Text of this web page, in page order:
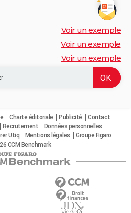
Voir un exemple
Voir un exemple
Voir un exemple
Charte éditoriale Publicité
Contact
Recrutement
Données personnelles
Utiq Mentions légales
Groupe Figaro
CCM Benchmark